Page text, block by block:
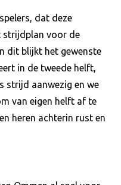
dat deze
strijdplan voor de
dit blijkt het gewenste
in de tweede helft,
strijd aanwezig en we
van eigen helft af te
heren achterin rust en